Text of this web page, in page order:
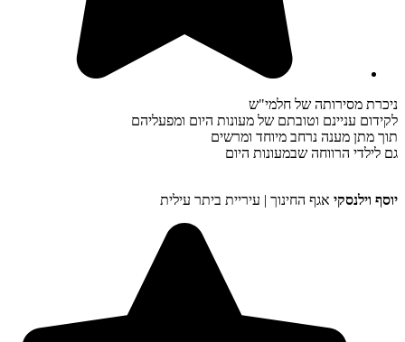
ניכרת מסירותה של חלמי"ש
לקידום עניינם וטובתם של מעונות היום ומפעליהם
תוך מתן מענה נרחב מיוחד ומרשים
גם לילדי הרווחה שבמעונות היום
יוסף וילנסקי אגף החינוך | עיריית ביתר עילית